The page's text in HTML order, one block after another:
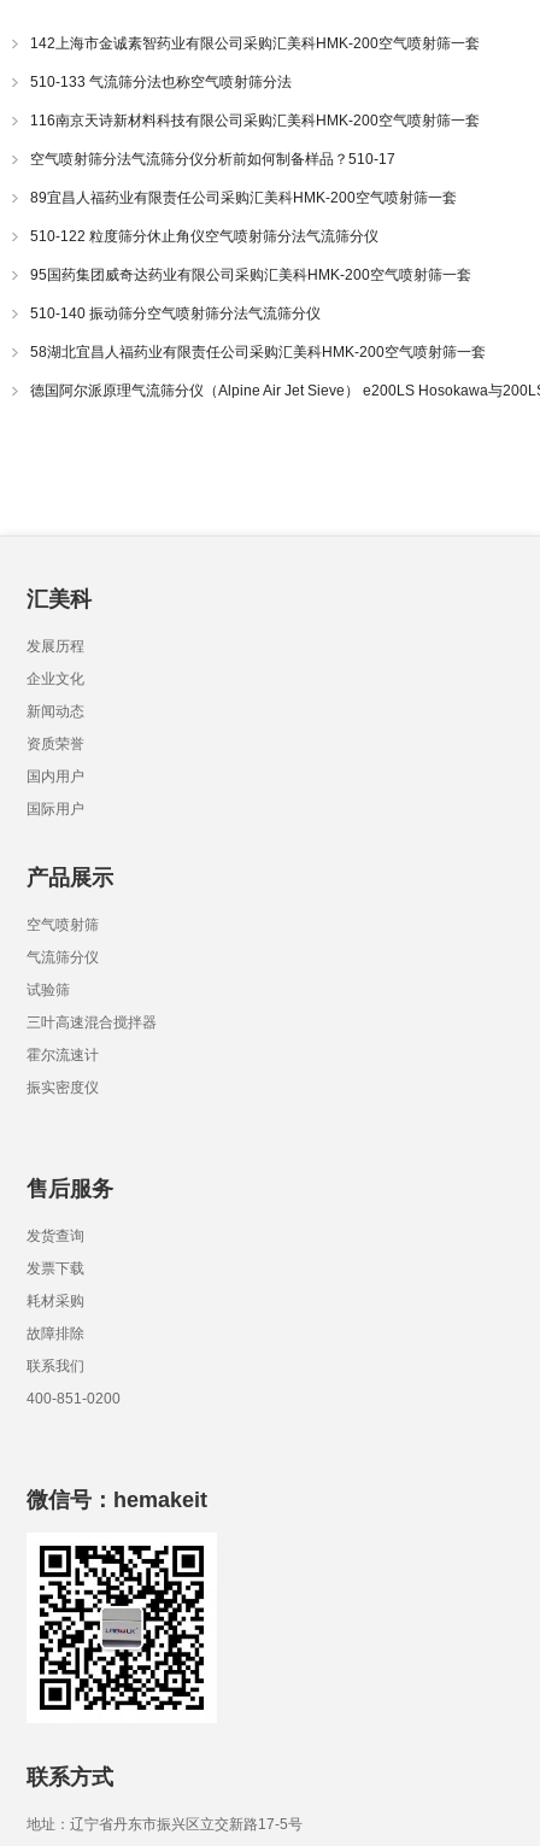
142上海市金诚素智药业有限公司采购汇美科HMK-200空气喷射筛一套
510-133 气流筛分法也称空气喷射筛分法
116南京天诗新材料科技有限公司采购汇美科HMK-200空气喷射筛一套
空气喷射筛分法气流筛分仪分析前如何制备样品？510-17
89宜昌人福药业有限责任公司采购汇美科HMK-200空气喷射筛一套
510-122 粒度筛分休止角仪空气喷射筛分法气流筛分仪
95国药集团威奇达药业有限公司采购汇美科HMK-200空气喷射筛一套
510-140 振动筛分空气喷射筛分法气流筛分仪
58湖北宜昌人福药业有限责任公司采购汇美科HMK-200空气喷射筛一套
德国阿尔派原理气流筛分仪（Alpine Air Jet Sieve） e200LS Hosokawa与
汇美科
发展历程
企业文化
新闻动态
资质荣誉
国内用户
国际用户
产品展示
空气喷射筛
气流筛分仪
试验筛
三叶高速混合搅拌器
霍尔流速计
振实密度仪
售后服务
发货查询
发票下载
耗材采购
故障排除
联系我们
400-851-0200
微信号：hemakeit
联系方式
地址：辽宁省丹东市振兴区立交新路17-5号